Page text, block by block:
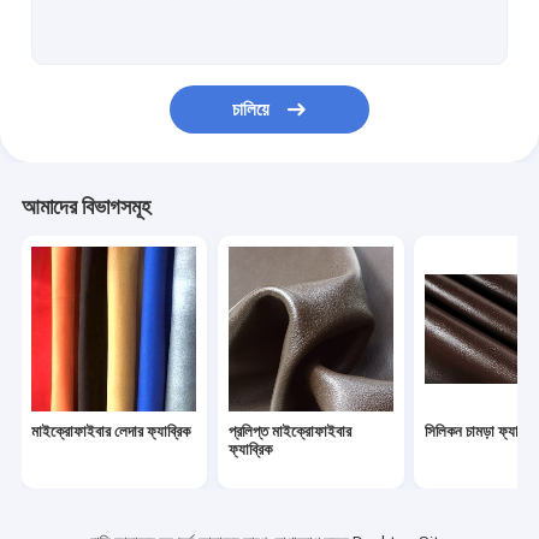
ওয়াটারপ্রুফ লেদার ব্যাগ
চামড়া ক্রীড়া সামগ্রী
চালিয়ে
আমাদের বিভাগসমূহ
মাইক্রোফাইবার লেদার ফ্যাব্রিক
প্রলিপ্ত মাইক্রোফাইবার
ফ্যাব্রিক
সিলিকন চামড়া